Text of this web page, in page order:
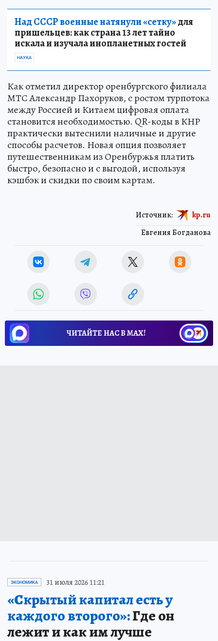
Над СССР военные натянули «сетку»для
пришельцев: как страна 13 лет тайно
искала и изучала инопланетных гостей
НАУКА
Как отметил директор оренбургского филиала
МТС Александр Пахоруков, с ростом турпотока
между Россией и Китаем цифровая оплата
становится необходимостью. QR-коды в КНР
практически вытеснили наличные и другие
способы расчетов. Новая опция позволяет
путешественникам из Оренбуржья платить
быстро, безопасно и с выгодой, используя
кэшбэк и скидки по своим картам.
Евгения Богданова
Источник: kp.ru
ЧИТАЙТЕ НАС В МАХ!
ЭКОНОМИКА 31 июля 2026 11:21
«Скрытый капитал есть у
каждого второго»:Где он
лежит и как им лучше